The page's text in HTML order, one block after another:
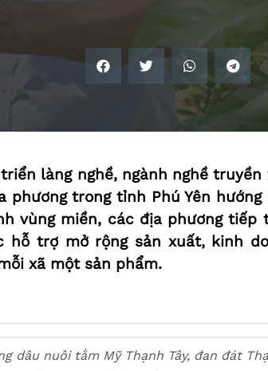
làng nghề, ngành nghề
phương trong tỉnh Phú Yên
vùng miền, các địa phương tiếp
hỗ trợ mở rộng sản xuất, kinh
xã một sản phẩm.
dâu nuôi tằm Mỹ Thạnh Tây, đan đát